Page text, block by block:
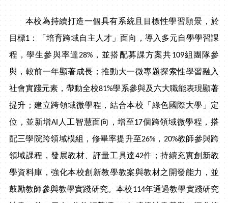
本校為持續打造一個具有系統且目標性學習願景，於
目標1：「培育跨域自主人才」面向，導入多元自學學習課
程，學生參與率達28%，並搭配募課方案共109組團隊參
與，較前一年顯著成長；推動大一微專題探索性學習融入
社會實踐元素，帶動全校81%學系參與及六大職能表現顯著
提升；建立跨領域微學程，結合本校「綠色國際大學」定
位，並新增AI人工智慧面向，增至17個跨領域微學程，搭
配三學院跨領域模組，修畢率提升至26%，20%教師參與跨
領域課程，發展教材、評量工具達42件；持續充實創新教
學資料庫，強化本校創新教學教案與教材之開發能力，並
鼓勵教師參與教學實踐研究。本校114年通過教學實踐研究